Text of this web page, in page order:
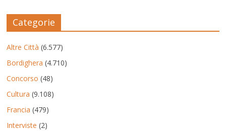
Categorie
Altre Città (6.577)
Bordighera (4.710)
Concorso (48)
Cultura (9.108)
Francia (479)
Interviste (2)